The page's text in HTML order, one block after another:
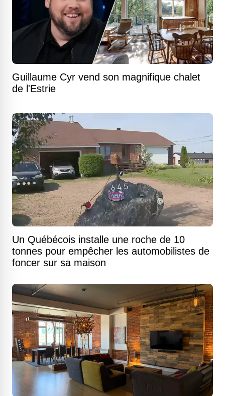
Guillaume Cyr vend son magnifique chalet
de l'Estrie
Un Québécois installe une roche de 10
tonnes pour empêcher les automobilistes de
foncer sur sa maison